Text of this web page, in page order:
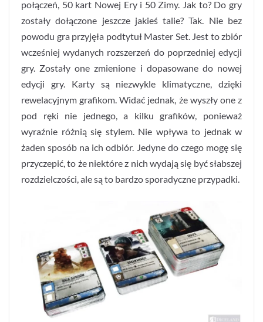
połączeń, 50 kart Nowej Ery i 50 Zimy. Jak to? Do gry
zostały dołączone jeszcze jakieś talie? Tak. Nie bez
powodu gra przyjęła podtytuł Master Set. Jest to zbiór
wcześniej wydanych rozszerzeń do poprzedniej edycji
gry. Zostały one zmienione i dopasowane do nowej
edycji gry. Karty są niezwykle klimatyczne, dzięki
rewelacyjnym grafikom. Widać jednak, że wyszły one z
pod ręki nie jednego, a kilku grafików, ponieważ
wyraźnie różnią się stylem. Nie wpływa to jednak w
żaden sposób na ich odbiór. Jedyne do czego mogę się
przyczepić, to że niektóre z nich wydają się być słabszej
rozdzielczości, ale są to bardzo sporadyczne przypadki.